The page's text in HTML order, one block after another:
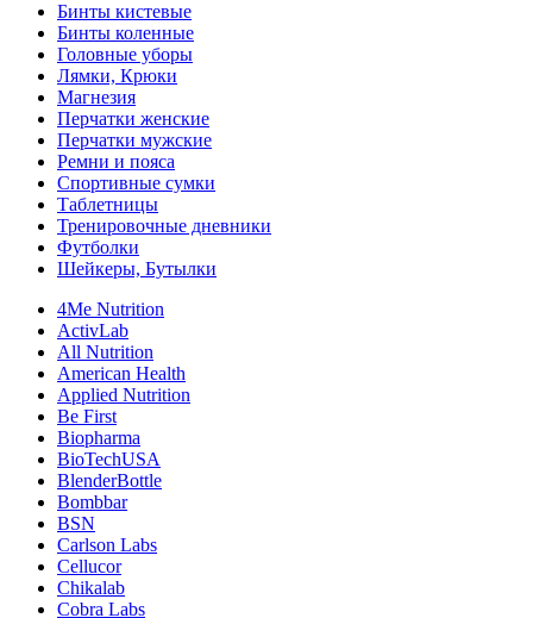
Бинты кистевые
Бинты коленные
Головные уборы
Лямки, Крюки
Магнезия
Перчатки женские
Перчатки мужские
Ремни и пояса
Спортивные сумки
Таблетницы
Тренировочные дневники
Футболки
Шейкеры, Бутылки
4Me Nutrition
ActivLab
All Nutrition
American Health
Applied Nutrition
Be First
Biopharma
BioTechUSA
BlenderBottle
Bombbar
BSN
Carlson Labs
Cellucor
Chikalab
Cobra Labs